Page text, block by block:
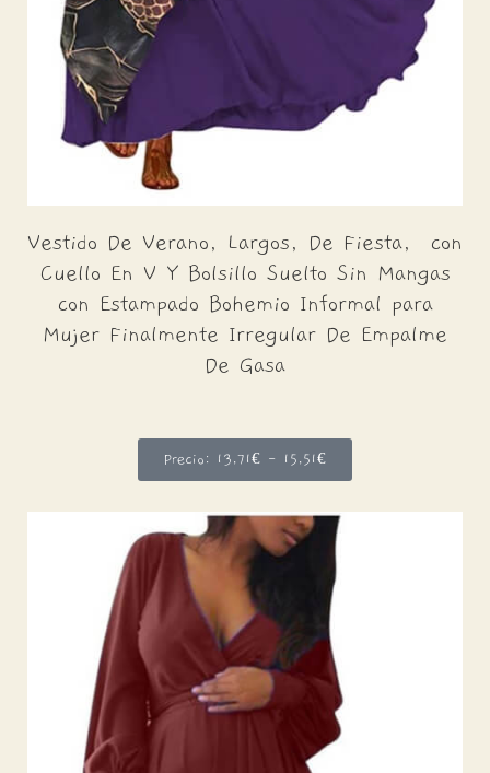
Vestido De Verano, Largos, De Fiesta, con
Cuello En V Y Bolsillo Suelto Sin Mangas
con Estampado Bohemio Informal para
Mujer Finalmente Irregular De Empalme
De Gasa
Precio: 13,71€ - 15,51€